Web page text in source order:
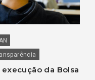
da Bolsa